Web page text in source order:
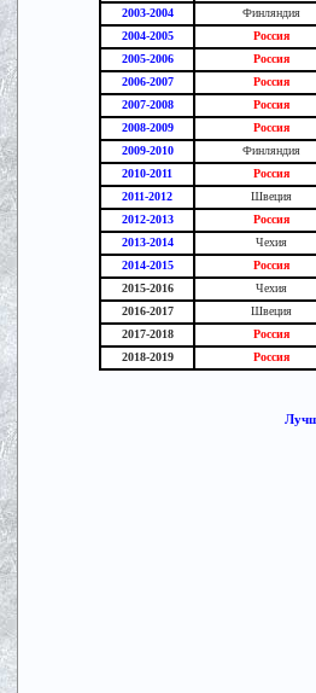
2003-2004
Финляндия
2004-2005
Россия
2005-2006
Россия
2006-2007
Россия
2007-2008
Россия
2008-2009
Россия
2009-2010
Финляндия
2010-2011
Россия
2011-2012
Швеция
2012-2013
Россия
2013-2014
Чехия
2014-2015
Россия
2015-2016
Чехия
2016-2017
Швеция
2017-2018
Россия
2018-2019
Россия